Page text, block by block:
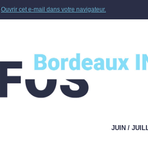
Ouvrir cet e-mail dans votre navigateur.
JUIN /